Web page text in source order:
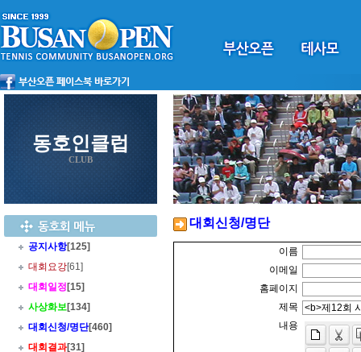
동호인클럽
CLUB
공지사항[125]
대회요강[61]
대회일정 [15]
사상화보[134]
대회신청/명단[460]
대회결과[31]
대회신청/명단
이름
이메일
홈페이지
제목
내용